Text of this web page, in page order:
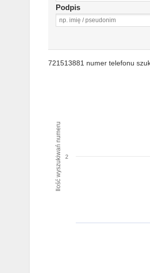
Podpis
721513881 numer telefonu
Ilość wyszukiwań numeru 2